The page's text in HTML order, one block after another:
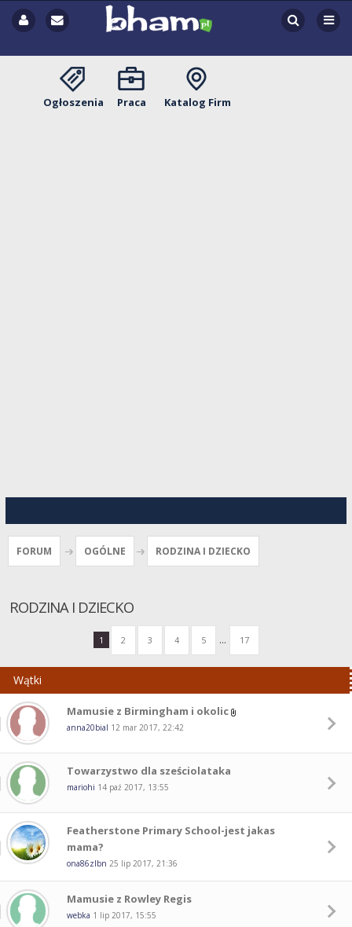
Ogłoszenia Praca Katalog Firm
FORUM OGÓLNE RODZINA I DZIECKO
RODZINA I DZIECKO
1 2 3 4 5 ... 17
Wątki
Mamusie z Birmingham i okolic
anna20bial 12 mar 2017, 22:42
Towarzystwo dla sześciolataka
mariohi 14 paź 2017, 13:55
Featherstone Primary School-jest jakas
mama?
ona86zlbn 25 lip 2017, 21:36
Mamusie z Rowley Regis
webka 1 lip 2017, 15:55